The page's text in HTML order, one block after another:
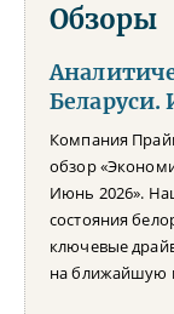
Обзоры
Компания
обзор
Июнь 2026».
состояния
ключевые
на ближайшую